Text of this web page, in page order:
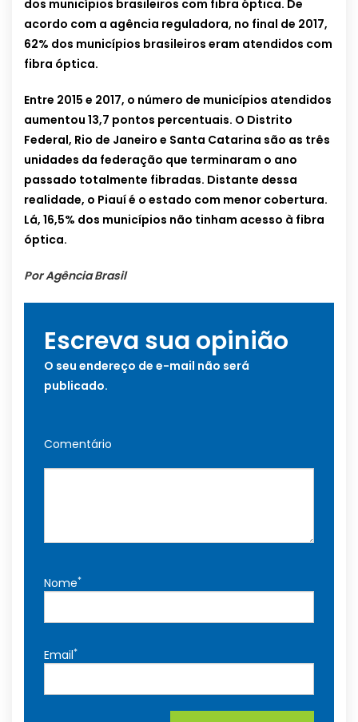
dos municípios brasileiros com fibra óptica. De
acordo com a agência reguladora, no final de 2017,
62% dos municípios brasileiros eram atendidos com
fibra óptica.
Entre 2015 e 2017, o número de municípios atendidos
aumentou 13,7 pontos percentuais. O Distrito
Federal, Rio de Janeiro e Santa Catarina são as três
unidades da federação que terminaram o ano
passado totalmente fibradas. Distante dessa
realidade, o Piauí é o estado com menor cobertura.
Lá, 16,5% dos municípios não tinham acesso à fibra
óptica.
Por Agência Brasil
Escreva sua opinião
O seu endereço de e-mail não será
publicado.
Comentário
Nome*
Email*